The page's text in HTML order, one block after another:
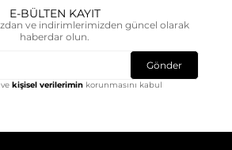
E-BÜLTEN KAYIT
ve indirimlerimizden güncel olarak
haberdar olun.
Gönder
vekişisel verilerimin korunmasını kabul